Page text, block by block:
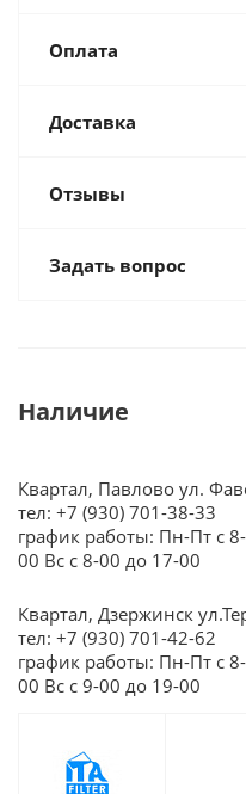
Оплата
Доставка
Отзывы
Задать вопрос
Наличие
Квартал, Павлово ул.
тел: +7 (930) 701-38-33
график работы: Пн-Пт с
00 Вс с 8-00 до 17-00
Квартал, Дзержинск
тел: +7 (930) 701-42-62
график работы: Пн-Пт с
00 Вс с 9-00 до 19-00